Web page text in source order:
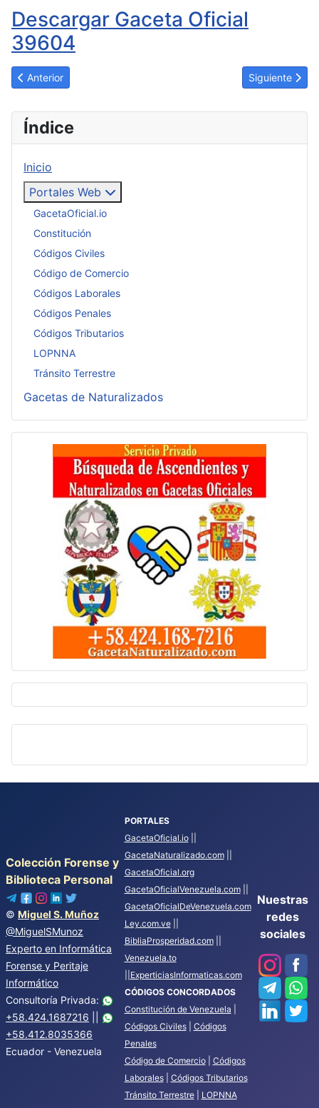
Descargar Gaceta Oficial
39604
Artículo anterior: Ley de Reforma Parcial de la Ley Orgánica
Anterior Artículo
Siguiente
Índice
Inicio
Portales Web
GacetaOficial.io
Constitución
Códigos Civiles
Código de Comercio
Códigos Laborales
Códigos Penales
Códigos Tributarios
LOPNNA
Tránsito Terrestre
Gacetas de Naturalizados
Colección Forense y
Biblioteca Personal
© Miguel S. Muñoz
@MiguelSMunoz
Experto en Informática
Forense y Peritaje
Informático
Consultoría Privada:
+58.424.1687216
+58.412.8035366
Ecuador - Venezuela
PORTALES
GacetaOficial.io||
GacetaNaturalizado.com||
GacetaOficial.org
GacetaOficialVenezuela.com||
GacetaOficialDeVenezuela.com
Ley.com.ve||
BibliaProsperidad.com||
Venezuela.to
ExperticiasInformaticas.com
CÓDIGOS CONCORDADOS
Constitución de Venezuela
Códigos Civiles| Códigos
Penales
Código de Comercio| Códigos
Laborales| Códigos Tributarios
Tránsito Terrestre| LOPNNA
Nuestras
redes
sociales